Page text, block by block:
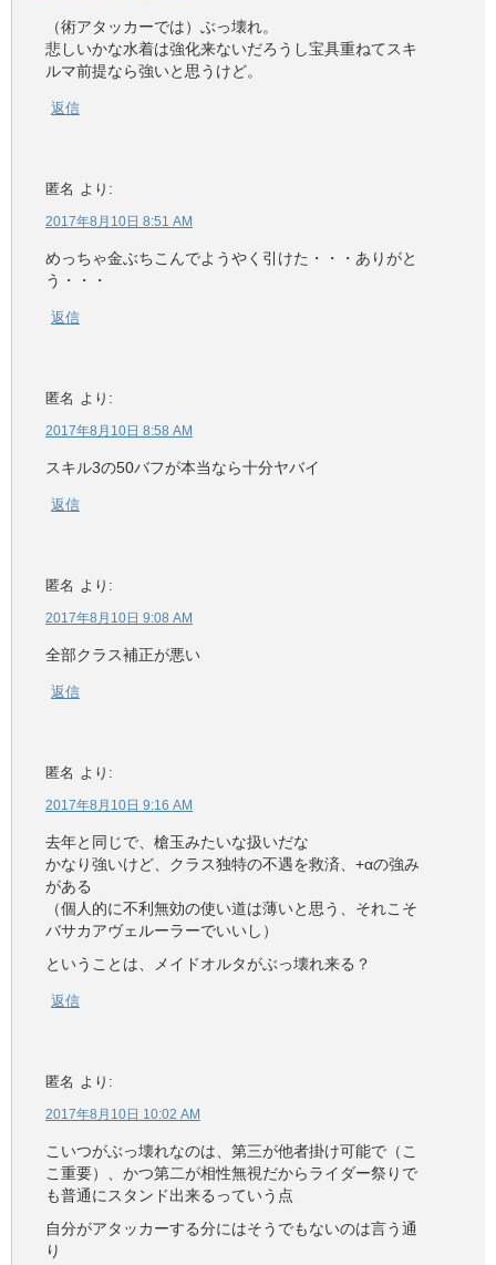
（術アタッカーでは）ぶっ壊れ。
悲しいかな水着は強化来ないだろうし宝具重ねてスキ
ルマ前提なら強いと思うけど。
返信
匿名 より:
2017年8月10日 8:51 AM
めっちゃ金ぶちこんでようやく引けた・・・ありがと
う・・・
返信
匿名 より:
2017年8月10日 8:58 AM
スキル3の50バフが本当なら十分ヤバイ
返信
匿名 より:
2017年8月10日 9:08 AM
全部クラス補正が悪い
返信
匿名 より:
2017年8月10日 9:16 AM
去年と同じで、槍玉みたいな扱いだな
かなり強いけど、クラス独特の不遇を救済、+αの強み
がある
（個人的に不利無効の使い道は薄いと思う、それこそ
バサカアヴェルーラーでいいし）
ということは、メイドオルタがぶっ壊れ来る？
返信
匿名 より:
2017年8月10日 10:02 AM
こいつがぶっ壊れなのは、第三が他者掛け可能で（こ
こ重要）、かつ第二が相性無視だからライダー祭りで
も普通にスタンド出来るっていう点
自分がアタッカーする分にはそうでもないのは言う通
り